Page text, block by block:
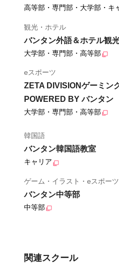
高等部・専門部・大学部・キ
観光・ホテル
バンタン外語＆ホテル観
大学部・専門部・高等部
eスポーツ
ZETA DIVISIONゲーミン
POWERED BY バンタン
大学部・専門部・高等部
韓国語
バンタン韓国語教室
キャリア
ゲーム・イラスト・eスポー
バンタン中等部
中等部
関連スクール